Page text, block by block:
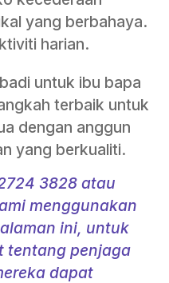
yang berbahaya.
harian.
untuk ibu bapa
terbaik untuk
dengan anggun
yang berkualiti.
3828 atau
menggunakan
ini, untuk
tentang penjaga
dapat